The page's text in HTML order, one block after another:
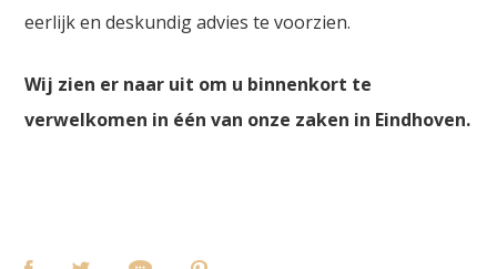
eerlijk en deskundig advies te voorzien.
Wij zien er naar uit om u binnenkort te
verwelkomen in één van onze zaken in Eindhoven.